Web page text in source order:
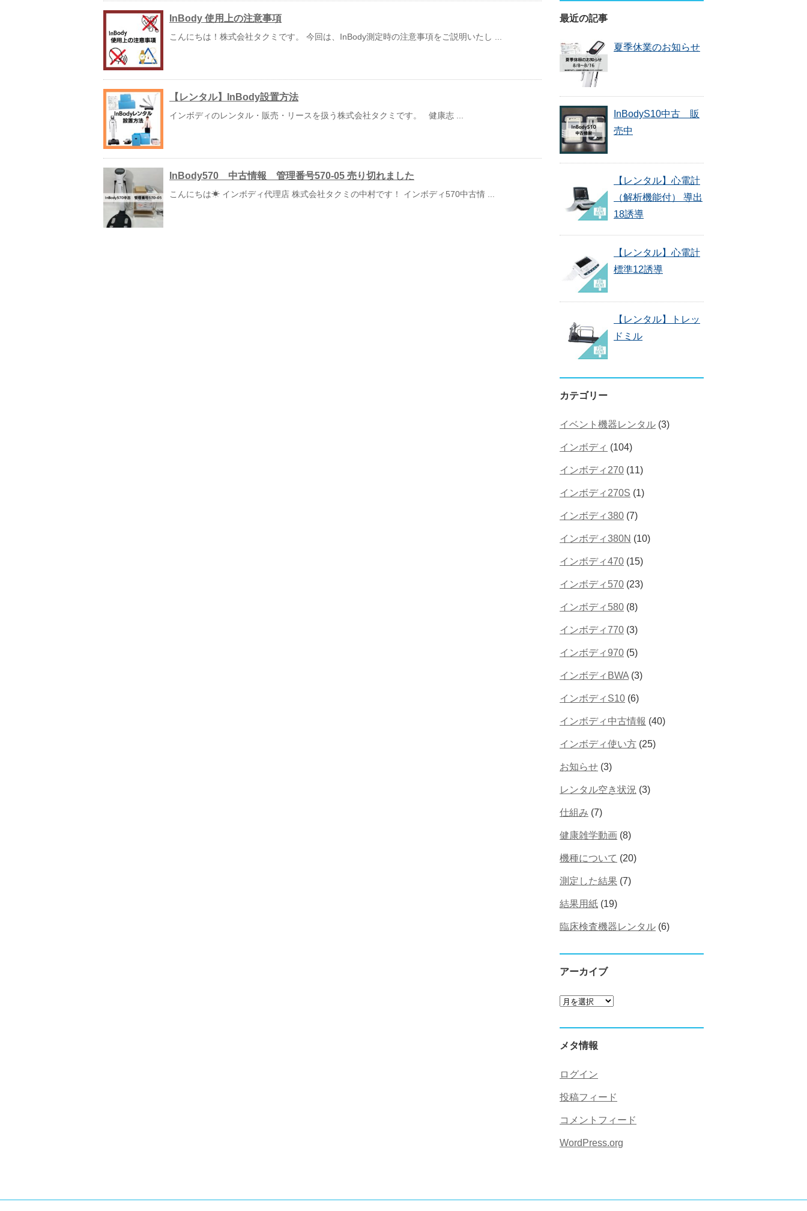
InBody 使用上の注意事項
こんにちは！株式会社タクミです。 今回は、InBody測定時の注意事項をご説明いたし ...
【レンタル】InBody設置方法
インボディのレンタル・販売・リースを扱う株式会社タクミです。 健康志 ...
InBody570 中古情報 管理番号570-05 売り切れました
こんにちは☀ インボディ代理店 株式会社タクミの中村です！ インボディ570中古情 ...
最近の記事
夏季休業のお知らせ
InBodyS10中古 販
売中
【レンタル】心電計
（解析機能付） 導出
18誘導
【レンタル】心電計
標準12誘導
【レンタル】トレッ
ドミル
カテゴリー
イベント機器レンタル (3)
インボディ (104)
インボディ270 (11)
インボディ270S (1)
インボディ380 (7)
インボディ380N (10)
インボディ470 (15)
インボディ570 (23)
インボディ580 (8)
インボディ770 (3)
インボディ970 (5)
インボディBWA (3)
インボディS10 (6)
インボディ中古情報 (40)
インボディ使い方 (25)
お知らせ (3)
レンタル空き状況 (3)
仕組み (7)
健康雑学動画 (8)
機種について (20)
測定した結果 (7)
結果用紙 (19)
臨床検査機器レンタル (6)
アーカイブ
ア
イ
メタ情報
ログイン
投稿フィード
コメントフィード
WordPress.org